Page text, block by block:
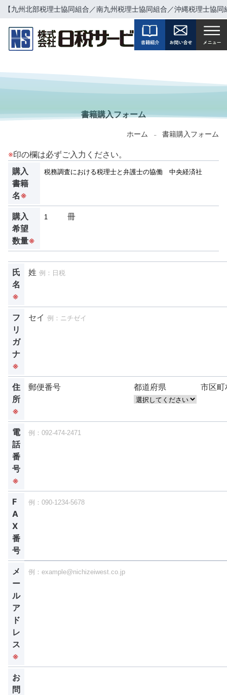
【九州北部税理士協同組合／南九州税理士協同組合／沖縄税理士協
BOOKS FORM
書籍購入フォーム
ホーム - 書籍購入フォーム
※印の欄は必ずご入力ください。
購入
書籍
名※
購入
希望
数量※
冊
氏
名
※
姓
フ
リ
ガ
ナ
※
セイ
住
所
※
郵便番号 都道府県 市区町
電
話
番
号
※
F
A
X
番
号
メ
ー
ル
ア
ド
レ
ス
※
お
問